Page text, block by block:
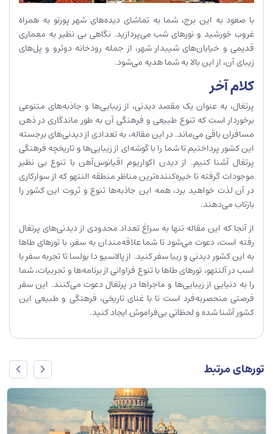
با صعود به این برج، شما به تماشای دیده‌های شهر پورتو به همراه
غروب خورشید و نورهای شب می‌پردازید. نگاهی بی نظیر به معماری
قدیمی و خیابان‌های شیبدار شهر، از جمله رودخانه دوئرو و پل‌های
زیبای آن، از این بالا به شما هدیه می‌شود.
کلام آخر
پرتغال، به عنوان یک مقصد دیدنی، از زیبایی‌ها و جاذبه‌های متنوعی
برخوردار است که تنوع طبیعی و فرهنگی آن به طور ماندگاری در ذهن
مسافران باقی می‌ماند. در این مقاله، به تعدادی از دیدنی‌های برجسته
این کشور پرداختیم تا شما را با گوشه‌ای از زیبایی‌ها و تاریخچه فرهنگی
پرتغال آشنا کنیم. از دیدن اکواریوم اقیانوس‌آهن با تنوع بی نظیر
موجودات گرفته تا خیره‌کننده‌ترین مناظر منطقه النتهو که از سوارکاری
در آن لذت خواهید برد، همه این جاذبه‌ها تنوع و ثروت این کشور را
بازتاب می‌دهند.
از آنجا که این مقاله تنها به سراغ تعداد محدودی از دیدنی‌های پرتغال
رفته است، دعوت می‌شود تا شما علاقه‌مندان به سفر، با تورهای طاها
به این کشور دیدنی و زیبا سفر کنید. از پالاسیو دا بولسا تا تجربه سفر با
اسب در آلنتهو، تورهای طاها با تنوع فراوانی از برنامه‌ها و تجربیات، شما
را به دنیایی از زیبایی‌ها و ماجراها در پرتغال دعوت می‌کنند. این سفر
فرصتی منحصربه‌فرد است تا با غنای تاریخی، فرهنگی و طبیعی این
کشور آشنا شده و لحظاتی بی‌فراموش ایجاد کنید.
تورهای مرتبط